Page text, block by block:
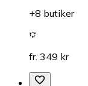
+8 butiker
fr. 349 kr